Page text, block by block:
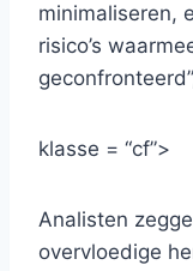
minimaliseren,
risico’s
klasse = “cf”>
Analisten
overvloedige